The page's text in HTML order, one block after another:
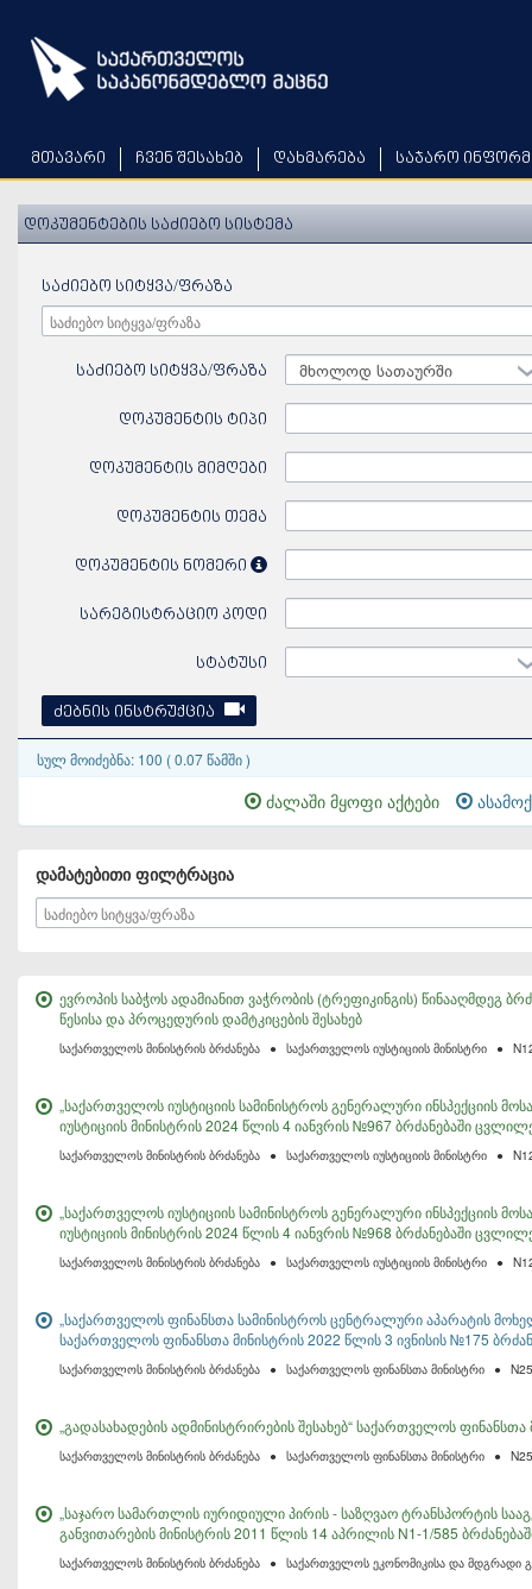
main
content
მთავარი ჩვენ შესახებ დახმარება საჯარო
დოკუმენტების საძიებო სისტემა
საძიებო სიტყვა/ფრაზა
საძიებო სიტყვა/ფრაზა მხოლოდ სათაურში
დოკუმენტის ტიპი
დოკუმენტის მიმღები
დოკუმენტის თემა
დოკუმენტის ნომერი
სარეგისტრაციო კოდი
სტატუსი
ძებნის ინსტრუქცია
სულ მოიძებნა: 100 ( 0.07 წამში )
ძალაში მყოფი აქტები
დამატებითი ფილტრაცია
ევროპის საბჭოს ადამიანით ვაჭრობის (ტრეფიკინგის) წინააღმდეგ
წესისა და პროცედურის დამტკიცების შესახებ
საქართველოს მინისტრის ბრძანება ● საქართველოს იუსტიციის მინისტრი ●
„საქართველოს იუსტიციის სამინისტროს გენერალური ინსპექციის
იუსტიციის მინისტრის 2024 წლის 4 იანვრის №967 ბრძანებაში
საქართველოს მინისტრის ბრძანება ● საქართველოს იუსტიციის მინისტრი ●
„საქართველოს იუსტიციის სამინისტროს გენერალური ინსპექციის
იუსტიციის მინისტრის 2024 წლის 4 იანვრის №968 ბრძანებაში
საქართველოს მინისტრის ბრძანება ● საქართველოს იუსტიციის მინისტრი ●
„საქართველოს ფინანსთა სამინისტროს ცენტრალური აპარატის
საქართველოს ფინანსთა მინისტრის 2022 წლის 3 ივნისის №175
საქართველოს მინისტრის ბრძანება ● საქართველოს ფინანსთა მინისტრი ●
„გადასახადების ადმინისტრირების შესახებ“ საქართველოს
საქართველოს მინისტრის ბრძანება ● საქართველოს ფინანსთა მინისტრი ●
„საჯარო სამართლის იურიდიული პირის - საზღვაო ტრანსპორტის
განვითარების მინისტრის 2011 წლის 14 აპრილის N1-1/585
საქართველოს მინისტრის ბრძანება ● საქართველოს ეკონომიკისა და მდგრადი